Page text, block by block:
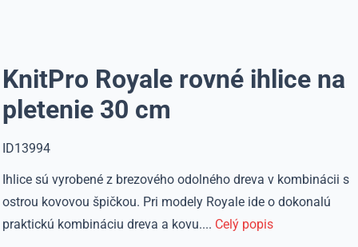
KnitPro Royale rovné ihlice na
pletenie 30 cm
ID13994
Ihlice sú vyrobené z brezového odolného dreva v kombinácii s
ostrou kovovou špičkou. Pri modely Royale ide o dokonalú
praktickú kombináciu dreva a kovu.... Celý popis